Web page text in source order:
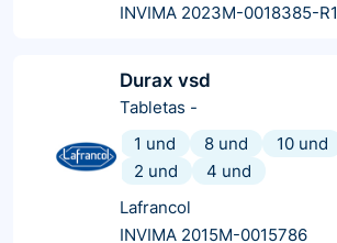
INVIMA 2023M-0018385-R1
Durax vsd
Tabletas -
1 und
8 und 10 und
2 und
4 und
Lafrancol
INVIMA 2015M-0015786